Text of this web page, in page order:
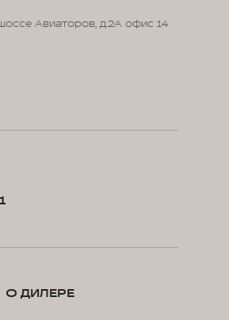
Авиаторов, д.2А офис 14
О ДИЛЕРЕ